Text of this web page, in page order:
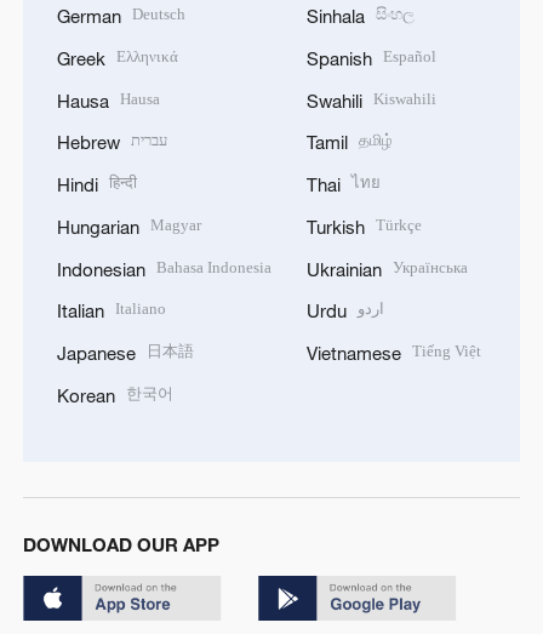
German Deutsch
Greek Ελληνικά
Hausa Hausa
Hebrew עברית
Hindi हिन्दी
Hungarian Magyar
Indonesian Bahasa Indonesia
Italian Italiano
Japanese 日本語
Korean 한국어
Sinhala සිංහල
Spanish Español
Swahili Kiswahili
Tamil தமிழ்
Thai ไทย
Turkish Türkçe
Ukrainian Українська
Urdu اردو
Vietnamese Tiếng Việt
DOWNLOAD OUR APP